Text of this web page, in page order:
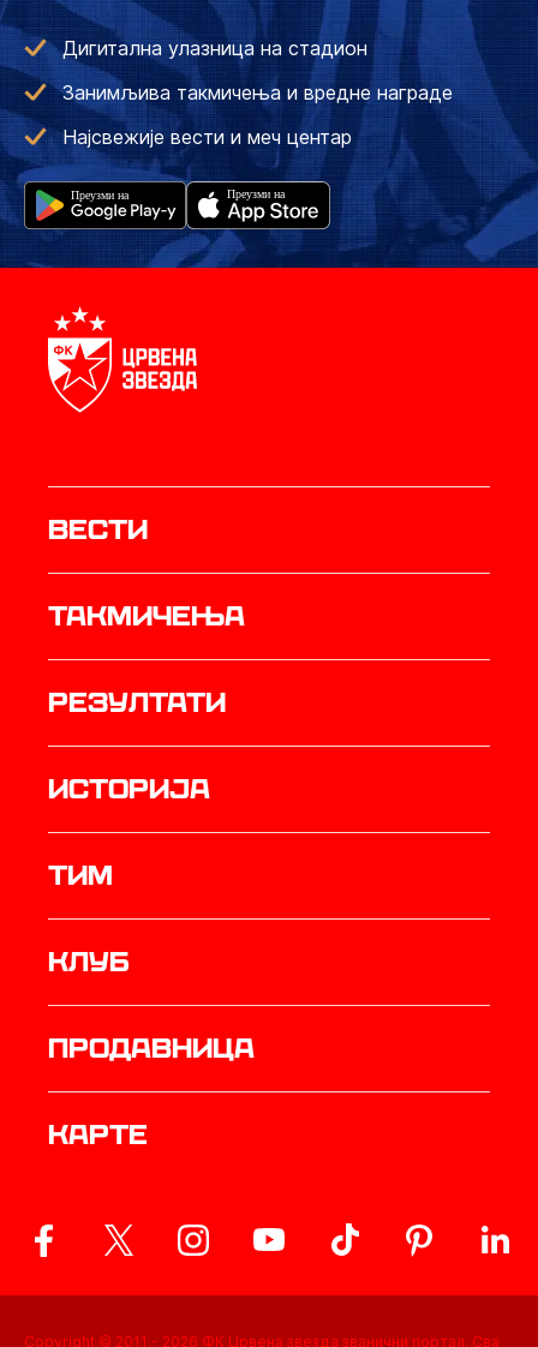
Дигитална улазница на стадион
Занимљива такмичења и вредне награде
Најсвежије вести и меч центар
Вести
Такмичења
резултати
историја
ТИМ
Клуб
продавница
Карте
Copyright © 2011 - 2026 ФК Црвена звезда званични портал. Сва